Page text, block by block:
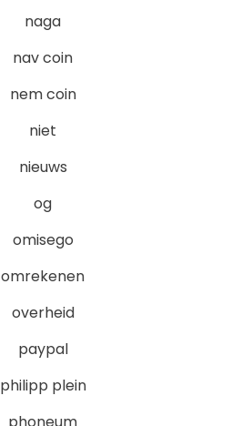
naga
nav coin
nem coin
niet
nieuws
og
omisego
omrekenen
overheid
paypal
philipp plein